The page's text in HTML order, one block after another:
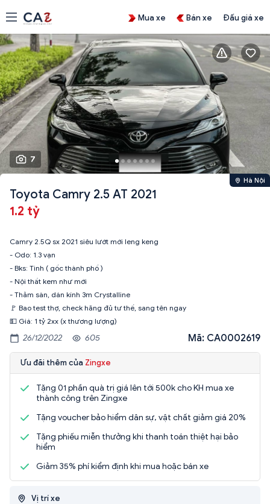
Mua xe Bán xe Đấu giá xe
7
Hà Nội
Toyota Camry 2.5 AT 2021
1.2 tỷ
Camry 2.5Q sx 2021 siêu lướt mới leng keng
- Odo: 1.3 vạn
- Bks: Tình ( gốc thành phố )
- Nội thất kem như mới
- Thảm sàn, dán kính 3m Crystalline
🚩 Bao test thợ, check hãng đủ tư thế, sang tên ngay
💵 Giá: 1 tỷ 2xx (x thương lượng)
26/12/2022 605 Mã: CA0002619
Ưu đãi thêm của Zingxe
Tặng 01 phần quà trị giá lên tới 500k cho KH mua xe
thành công trên Zingxe
Tặng voucher bảo hiểm dân sự, vật chất giảm giá 20%
Tặng phiếu miễn thưởng khi thanh toán thiệt hại bảo
hiểm
Giảm 35% phí kiểm định khi mua hoặc bán xe
Vị trí xe